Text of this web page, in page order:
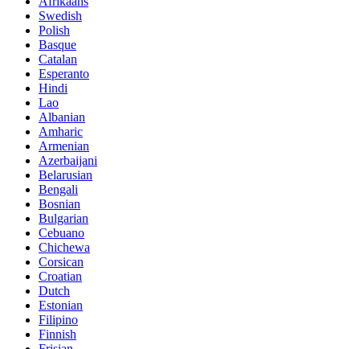
Swedish
Polish
Basque
Catalan
Esperanto
Hindi
Lao
Albanian
Amharic
Armenian
Azerbaijani
Belarusian
Bengali
Bosnian
Bulgarian
Cebuano
Chichewa
Corsican
Croatian
Dutch
Estonian
Filipino
Finnish